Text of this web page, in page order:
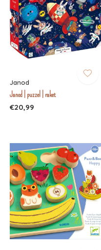
Janod
Janod | puzzel | raket
€20,99